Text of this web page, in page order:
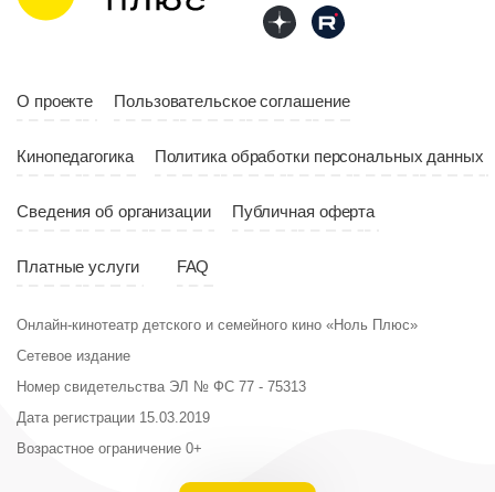
О проекте Пользовательское соглашение
Кинопедагогика Политика обработки персональных данных
Сведения об организации Публичная оферта
Платные услуги FAQ
Онлайн-кинотеатр детского и семейного кино «Ноль Плюс»
Сетевое издание
Номер свидетельства ЭЛ № ФС 77 - 75313
Дата регистрации 15.03.2019
Возрастное ограничение 0+